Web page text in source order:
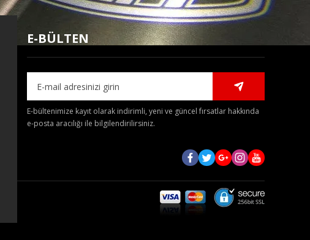
tarafımıza iletebilirsiniz.
E-BÜLTEN
E-bültenimize kayıt olarak indirimli, yeni ve güncel fırsatlar hakkında
e-posta aracılığı ile bilgilendirilirsiniz.